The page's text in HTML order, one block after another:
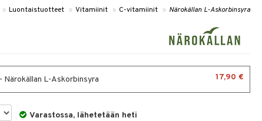
» Luontaistuotteet » Vitamiinit » C-vitamiinit » Närokällan L-Askorbinsyra
Närokällan L-Askorbinsyra 17,90 €
Varastossa, lähetetään heti